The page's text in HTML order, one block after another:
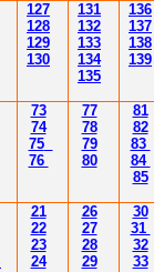
127
128
129
130
131
132
133
134
135
136
137
138
139
73
74
75
76
77
78
79
80
81
82
83
84
85
21
22
23
24
26
27
28
29
30
31
32
33